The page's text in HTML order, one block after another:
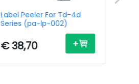
Label Peeler For Td-4d
Series (pa-lp-002)
€ 38,70